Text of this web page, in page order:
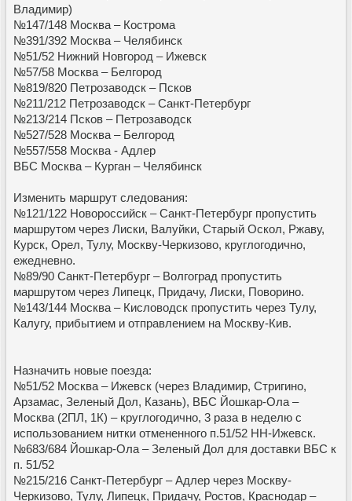
Владимир)
№147/148 Москва – Кострома
№391/392 Москва – Челябинск
№51/52 Нижний Новгород – Ижевск
№57/58 Москва – Белгород
№819/820 Петрозаводск – Псков
№211/212 Петрозаводск – Санкт-Петербург
№213/214 Псков – Петрозаводск
№527/528 Москва – Белгород
№557/558 Москва - Адлер
ВБС Москва – Курган – Челябинск
Изменить маршрут следования:
№121/122 Новороссийск – Санкт-Петербург пропустить
маршрутом через Лиски, Валуйки, Старый Оскол, Ржаву,
Курск, Орел, Тулу, Москву-Черкизово, круглогодично,
ежедневно.
№89/90 Санкт-Петербург – Волгоград пропустить
маршрутом через Липецк, Придачу, Лиски, Поворино.
№143/144 Москва – Кисловодск пропустить через Тулу,
Калугу, прибытием и отправлением на Москву-Кив.
Назначить новые поезда:
№51/52 Москва – Ижевск (через Владимир, Стригино,
Арзамас, Зеленый Дол, Казань), ВБС Йошкар-Ола –
Москва (2ПЛ, 1К) – круглогодично, 3 раза в неделю с
использованием нитки отмененного п.51/52 НН-Ижевск.
№683/684 Йошкар-Ола – Зеленый Дол для доставки ВБС к
п. 51/52
№215/216 Санкт-Петербург – Адлер через Москву-
Черкизово, Тулу, Липецк, Придачу, Ростов, Краснодар –